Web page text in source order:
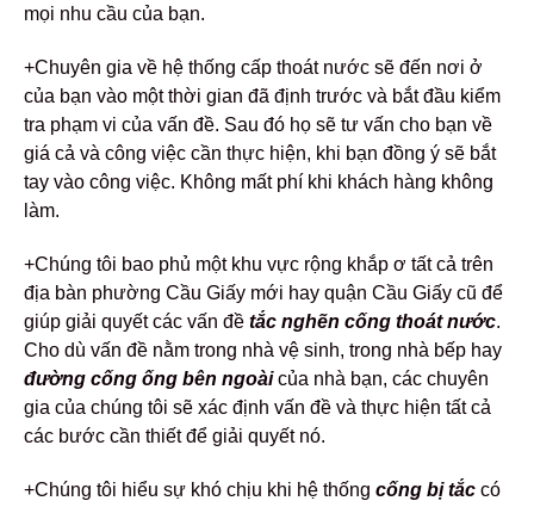
mọi nhu cầu của bạn.
+Chuyên gia về hệ thống cấp thoát nước sẽ đến nơi ở
của bạn vào một thời gian đã định trước và bắt đầu kiểm
tra phạm vi của vấn đề. Sau đó họ sẽ tư vấn cho bạn về
giá cả và công việc cần thực hiện, khi bạn đồng ý sẽ bắt
tay vào công việc. Không mất phí khi khách hàng không
làm.
+Chúng tôi bao phủ một khu vực rộng khắp ơ tất cả trên
địa bàn phường Cầu Giấy mới hay quận Cầu Giấy cũ để
giúp giải quyết các vấn đề tắc nghẽn cống thoát nước.
Cho dù vấn đề nằm trong nhà vệ sinh, trong nhà bếp hay
đường cống ống bên ngoàicủa nhà bạn, các chuyên
gia của chúng tôi sẽ xác định vấn đề và thực hiện tất cả
các bước cần thiết để giải quyết nó.
+Chúng tôi hiểu sự khó chịu khi hệ thống cống bị tắc có